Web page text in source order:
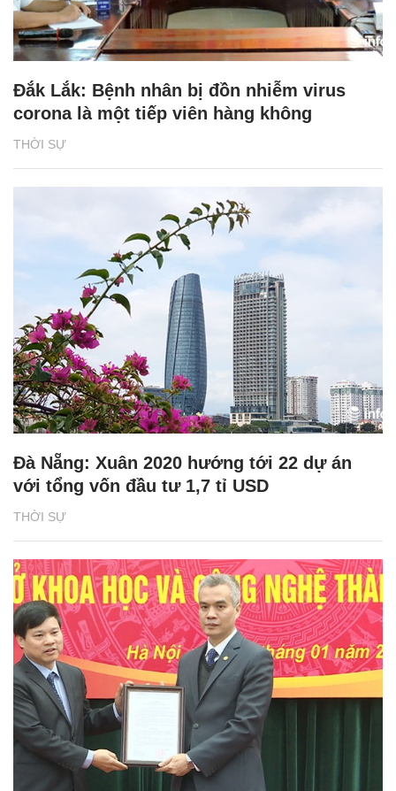
THỜI SỰ
Đắk Lắk: Bệnh nhân bị đồn nhiễm virus
corona là một tiếp viên hàng không
THỜI SỰ
Đà Nẵng: Xuân 2020 hướng tới 22 dự án
với tổng vốn đầu tư 1,7 tỉ USD